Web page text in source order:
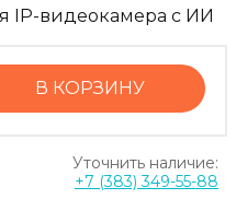
IP-видеокамера с ИИ
В КОРЗИНУ
Уточнить наличие:
+7 (383) 349-55-88